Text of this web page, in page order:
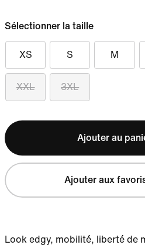
Sélectionner la taille
XS S M
XXL 3XL
Ajouter au
Ajouter aux
Look edgy, mobilité, liberté de